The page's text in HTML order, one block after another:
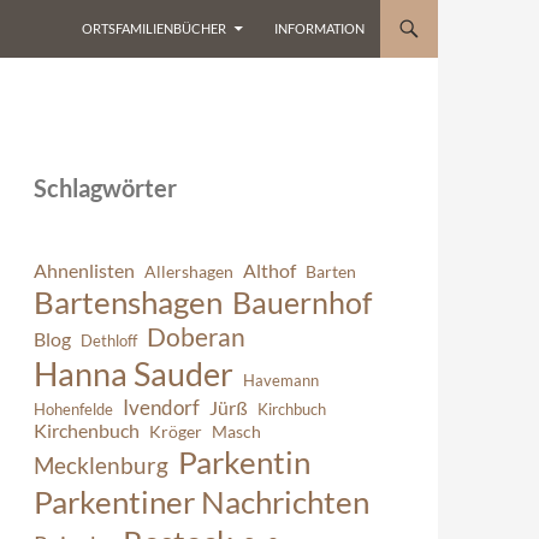
ORTSFAMILIENBÜCHER INFORMATION
Schlagwörter
Ahnenlisten Allershagen Althof Barten
Bartenshagen Bauernhof
Blog Dethloff Doberan
Hanna Sauder
Havemann
Hohenfelde Ivendorf Jürß Kirchbuch
Kirchenbuch Kröger Masch
Mecklenburg Parkentin
Parkentiner Nachrichten